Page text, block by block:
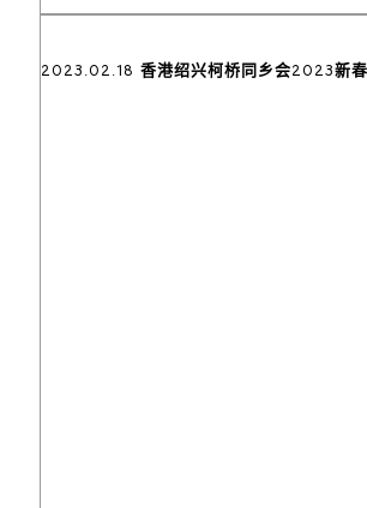
2023.02.18 香港绍兴柯桥同乡会2023新